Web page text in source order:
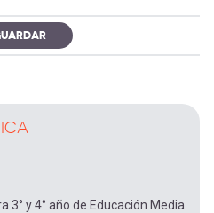
3° y 4° año de Educación Media